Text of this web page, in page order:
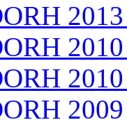
2009